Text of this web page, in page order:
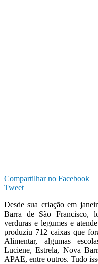
Compartilhar no Facebook
Tweet
Desde sua criação em
Barra de São Francisco,
verduras e legumes e
produziu 712 caixas que
Alimentar, algumas
Luciene, Estrela, Nova
APAE, entre outros. Tudo